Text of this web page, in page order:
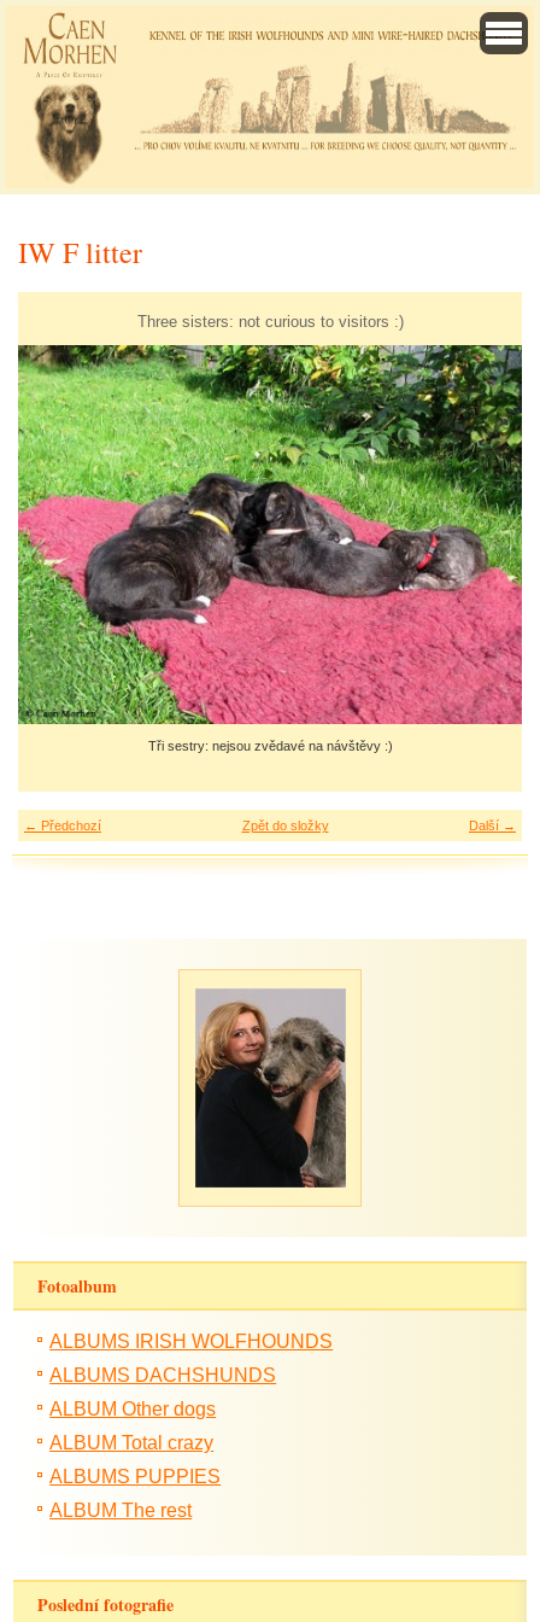
IW F litter
Three sisters: not curious to visitors :)
Tři sestry: nejsou zvědavé na návštěvy :)
← Předchozí Další →
Zpět do složky
Fotoalbum
ALBUMS IRISH WOLFHOUNDS
ALBUMS DACHSHUNDS
ALBUM Other dogs
ALBUM Total crazy
ALBUMS PUPPIES
ALBUM The rest
Poslední fotografie